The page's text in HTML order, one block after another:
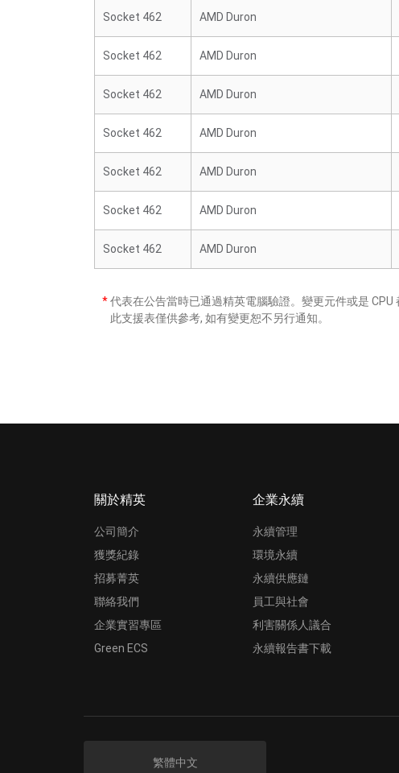
Socket 462 AMD Duron
Socket 462 AMD Duron
Socket 462 AMD Duron
Socket 462 AMD Duron
Socket 462 AMD Duron
Socket 462 AMD Duron
Socket 462 AMD Duron
*代表在公告當時已通過精英電腦驗證。變更元件或是 CPU
此支援表僅供參考, 如有變更恕不另行通知。
關於精英
公司簡介
獲獎紀錄
招募菁英
聯絡我們
企業實習專區
Green ECS
企業永續
永續管理
環境永續
永續供應鏈
員工與社會
利害關係人議合
永續報告書下載
繁體中文